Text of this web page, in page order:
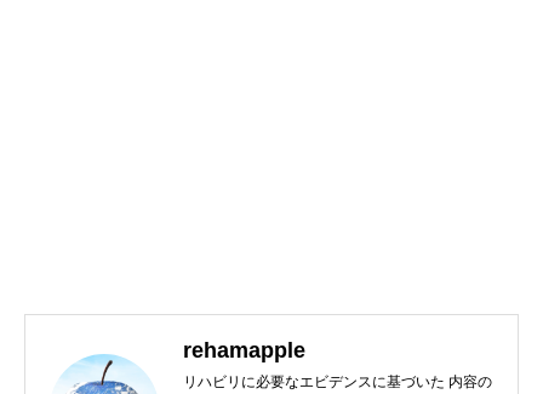
rehamapple
リハビリに必要なエビデンスに基づいた 内容の